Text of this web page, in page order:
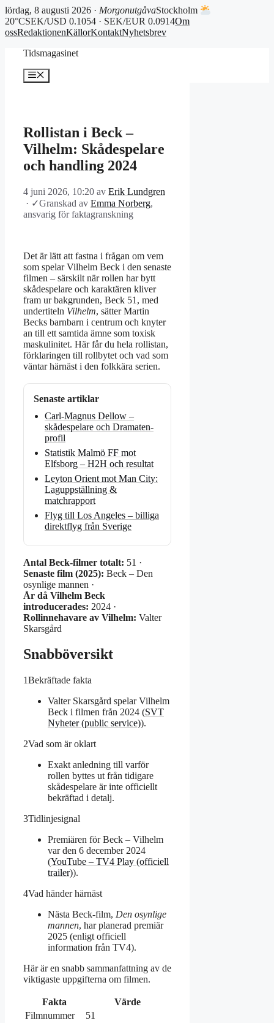
lördag, 8 augusti 2026 · MorgonutgåvaStockholm
20°CSEK/USD 0.1054 · SEK/EUR 0.0914Om
ossRedaktionenKällorKontaktNyhetsbrev
Tidsmagasinet
Meny
Rollistan i Beck –
Vilhelm: Skådespelare
och handling 2024
4 juni 2026, 10:20 av Erik Lundgren
· ✓Granskad av Emma Norberg,
ansvarig för faktagranskning
Det är lätt att fastna i frågan om vem
som spelar Vilhelm Beck i den senaste
filmen – särskilt när rollen har bytt
skådespelare och karaktären kliver
fram ur bakgrunden, Beck 51, med
undertiteln Vilhelm, sätter Martin
Becks barnbarn i centrum och knyter
an till ett samtida ämne som toxisk
maskulinitet. Här får du hela rollistan,
förklaringen till rollbytet och vad som
väntar härnäst i den folkkära serien.
Senaste artiklar
Carl-Magnus Dellow –
skådespelare och Dramaten-
profil
Statistik Malmö FF mot
Elfsborg – H2H och resultat
Leyton Orient mot Man City:
Laguppställning &
matchrapport
Flyg till Los Angeles – billiga
direktflyg från Sverige
Antal Beck-filmer totalt: 51 ·
Senaste film (2025): Beck – Den
osynlige mannen ·
År då Vilhelm Beck
introducerades: 2024 ·
Rollinnehavare av Vilhelm: Valter
Skarsgård
Snabböversikt
1Bekräftade fakta
Valter Skarsgård spelar Vilhelm
Beck i filmen från 2024 (SVT
Nyheter (public service)).
2Vad som är oklart
Exakt anledning till varför
rollen byttes ut från tidigare
skådespelare är inte officiellt
bekräftad i detalj.
3Tidlinjesignal
Premiären för Beck – Vilhelm
var den 6 december 2024
(YouTube – TV4 Play (officiell
trailer)).
4Vad händer härnäst
Nästa Beck-film, Den osynlige
mannen, har planerad premiär
2025 (enligt officiell
information från TV4).
Här är en snabb sammanfattning av de
viktigaste uppgifterna om filmen.
Fakta
Värde
Filmnummer
51